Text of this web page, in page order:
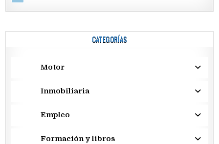
CATEGORÍAS
Motor
Inmobiliaria
Empleo
Formación y libros